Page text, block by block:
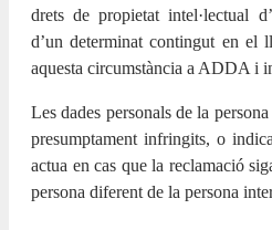
drets de propietat intel·lectual
d’un determinat contingut en el
aquesta circumstància a ADDA i
Les dades personals de la
presumptament infringits, o
actua en cas que la reclamació
persona diferent de la persona